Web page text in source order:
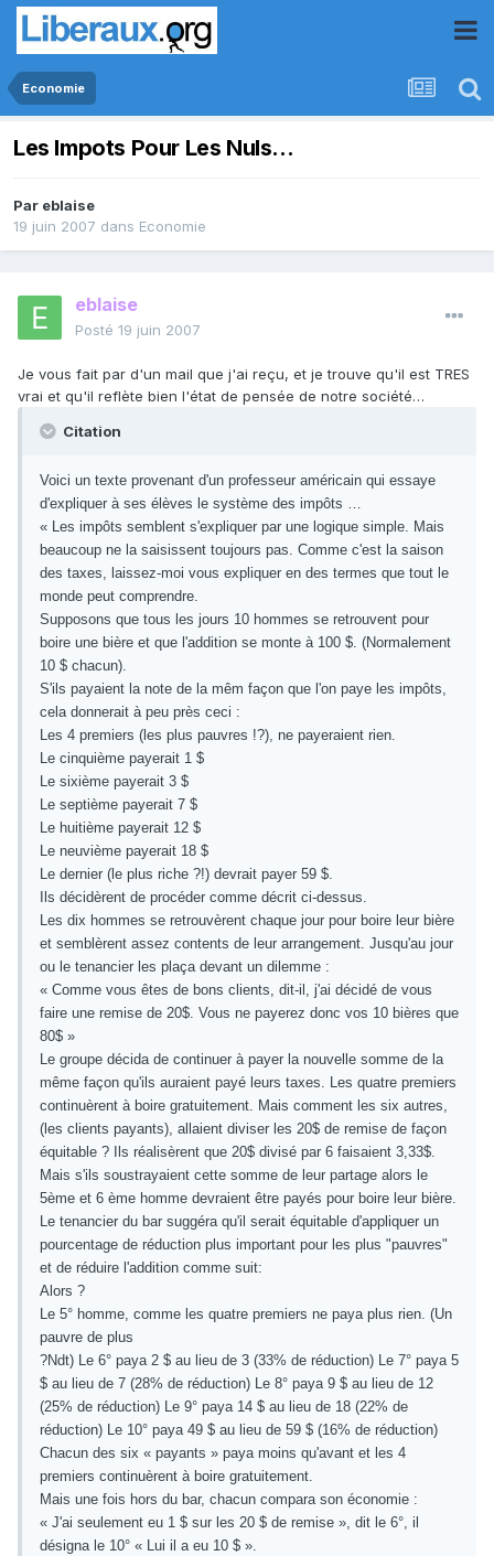
Economie
Les Impots Pour Les Nuls...
Par eblaise
19 juin 2007 dans Economie
eblaise
Posté 19 juin 2007
Je vous fait par d'un mail que j'ai reçu, et je trouve qu'il est TRES
vrai et qu'il reflète bien l'état de pensée de notre société…
Citation
Voici un texte provenant d'un professeur américain qui essaye
d'expliquer à ses élèves le système des impôts …
« Les impôts semblent s'expliquer par une logique simple. Mais
beaucoup ne la saisissent toujours pas. Comme c'est la saison
des taxes, laissez-moi vous expliquer en des termes que tout le
monde peut comprendre.
Supposons que tous les jours 10 hommes se retrouvent pour
boire une bière et que l'addition se monte à 100 $. (Normalement
10 $ chacun).
S'ils payaient la note de la mêm façon que l'on paye les impôts,
cela donnerait à peu près ceci :
Les 4 premiers (les plus pauvres !?), ne payeraient rien.
Le cinquième payerait 1 $
Le sixième payerait 3 $
Le septième payerait 7 $
Le huitième payerait 12 $
Le neuvième payerait 18 $
Le dernier (le plus riche ?!) devrait payer 59 $.
Ils décidèrent de procéder comme décrit ci-dessus.
Les dix hommes se retrouvèrent chaque jour pour boire leur bière
et semblèrent assez contents de leur arrangement. Jusqu'au jour
ou le tenancier les plaça devant un dilemme :
« Comme vous êtes de bons clients, dit-il, j'ai décidé de vous
faire une remise de 20$. Vous ne payerez donc vos 10 bières que
80$ »
Le groupe décida de continuer à payer la nouvelle somme de la
même façon qu'ils auraient payé leurs taxes. Les quatre premiers
continuèrent à boire gratuitement. Mais comment les six autres,
(les clients payants), allaient diviser les 20$ de remise de façon
équitable ? Ils réalisèrent que 20$ divisé par 6 faisaient 3,33$.
Mais s'ils soustrayaient cette somme de leur partage alors le
5ème et 6 ème homme devraient être payés pour boire leur bière.
Le tenancier du bar suggéra qu'il serait équitable d'appliquer un
pourcentage de réduction plus important pour les plus "pauvres"
et de réduire l'addition comme suit:
Alors ?
Le 5° homme, comme les quatre premiers ne paya plus rien. (Un
pauvre de plus
?Ndt) Le 6° paya 2 $ au lieu de 3 (33% de réduction) Le 7° paya 5
$ au lieu de 7 (28% de réduction) Le 8° paya 9 $ au lieu de 12
(25% de réduction) Le 9° paya 14 $ au lieu de 18 (22% de
réduction) Le 10° paya 49 $ au lieu de 59 $ (16% de réduction)
Chacun des six « payants » paya moins qu'avant et les 4
premiers continuèrent à boire gratuitement.
Mais une fois hors du bar, chacun compara son économie :
« J'ai seulement eu 1 $ sur les 20 $ de remise », dit le 6°, il
désigna le 10° « Lui il a eu 10 $ ».